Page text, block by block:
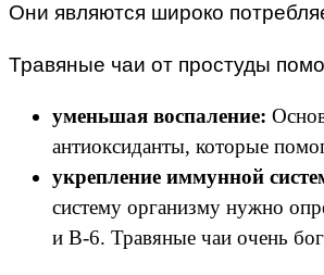
Они являются широко
Травяные чаи от простуды
уменьшая воспаление:
антиоксиданты, которые
укрепление иммунной
систему организму нужно
и B-6. Травяные чаи очень